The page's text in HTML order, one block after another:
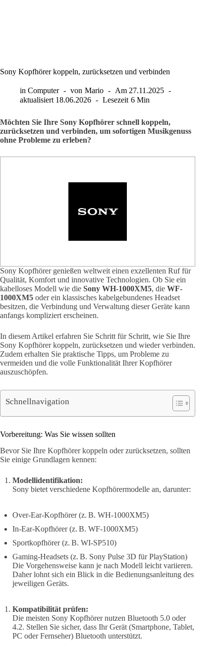
Sony Kopfhörer koppeln, zurücksetzen und verbinden
in Computer von Mario Am 27.11.2025
aktualisiert 18.06.2026 Lesezeit 6 Min
Möchten Sie Ihre Sony Kopfhörer schnell koppeln,
zurücksetzen und verbinden, um sofortigen Musikgenuss
ohne Probleme zu erleben?
Sony Kopfhörer genießen weltweit einen exzellenten Ruf für
Qualität, Komfort und innovative Technologien. Ob Sie ein
kabelloses Modell wie die Sony WH-1000XM5, die WF-
1000XM5 oder ein klassisches kabelgebundenes Headset
besitzen, die Verbindung und Verwaltung dieser Geräte kann
anfangs kompliziert erscheinen.
In diesem Artikel erfahren Sie Schritt für Schritt, wie Sie Ihre
Sony Kopfhörer koppeln, zurücksetzen und wieder verbinden.
Zudem erhalten Sie praktische Tipps, um Probleme zu
vermeiden und die volle Funktionalität Ihrer Kopfhörer
auszuschöpfen.
Schnellnavigation
Vorbereitung: Was Sie wissen sollten
Bevor Sie Ihre Kopfhörer koppeln oder zurücksetzen, sollten
Sie einige Grundlagen kennen:
Modellidentifikation:
Sony bietet verschiedene Kopfhörermodelle an, darunter:
Over-Ear-Kopfhörer (z. B. WH-1000XM5)
In-Ear-Kopfhörer (z. B. WF-1000XM5)
Sportkopfhörer (z. B. WI-SP510)
Gaming-Headsets (z. B. Sony Pulse 3D für PlayStation)
Die Vorgehensweise kann je nach Modell leicht variieren.
Daher lohnt sich ein Blick in die Bedienungsanleitung des
jeweiligen Geräts.
Kompatibilität prüfen:
Die meisten Sony Kopfhörer nutzen Bluetooth 5.0 oder
4.2. Stellen Sie sicher, dass Ihr Gerät (Smartphone, Tablet,
PC oder Fernseher) Bluetooth unterstützt.